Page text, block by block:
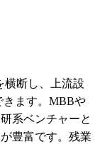
横断し、上流設
きます。MBBや
系ベンチャーと
豊富です。残業